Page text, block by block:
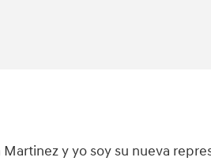
y yo soy su nueva